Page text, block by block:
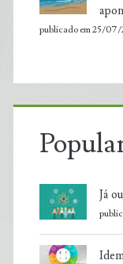
publicado em 25/07/
Já